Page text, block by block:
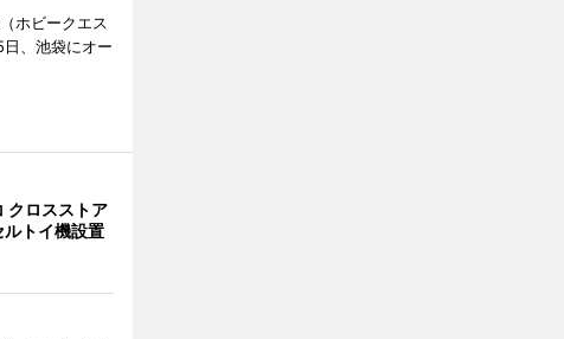
ホビークエス
、池袋にオー
クロスストア
トイ機設置